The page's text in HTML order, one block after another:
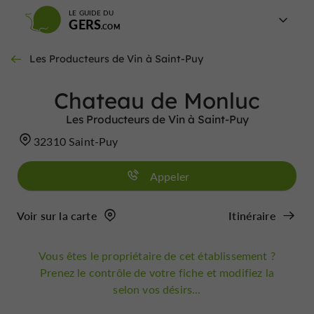
LE GUIDE DU
GERS
Les Producteurs de Vin à Saint-Puy
Chateau de Monluc
Les Producteurs de Vin à Saint-Puy
32310 Saint-Puy
Appeler
Voir sur la carte Itinéraire
Vous êtes le propriétaire de cet établissement ?
Prenez le contrôle de votre fiche et modifiez la
selon vos désirs...